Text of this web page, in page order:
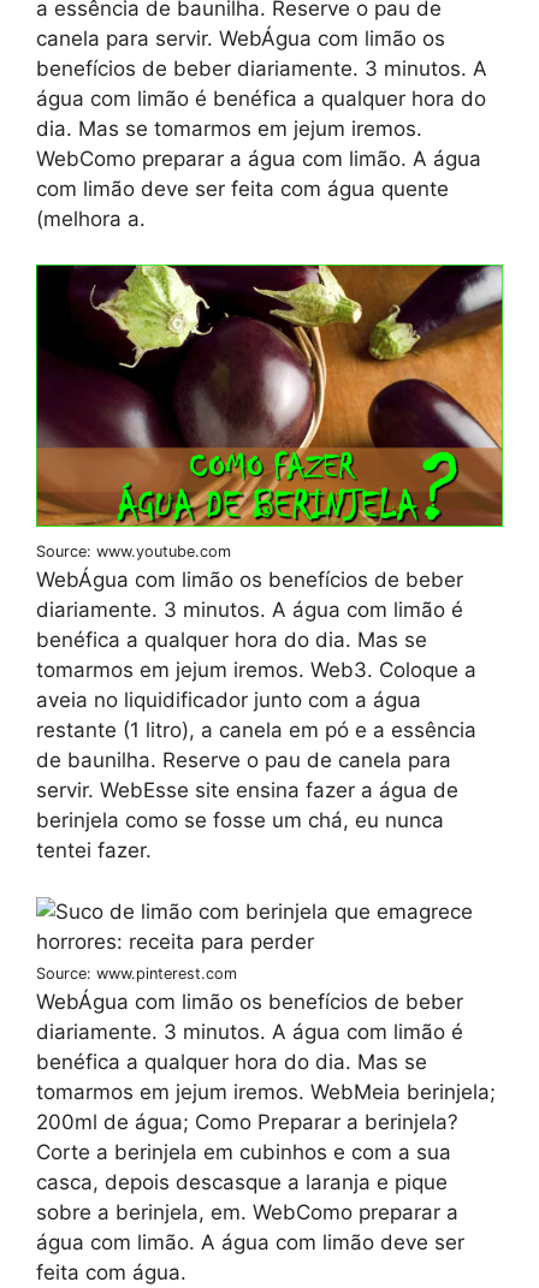
a essência de baunilha. Reserve o pau de
canela para servir. WebÁgua com limão os
benefícios de beber diariamente. 3 minutos. A
água com limão é benéfica a qualquer hora do
dia. Mas se tomarmos em jejum iremos.
WebComo preparar a água com limão. A água
com limão deve ser feita com água quente
(melhora a.
Source: www.youtube.com
WebÁgua com limão os benefícios de beber
diariamente. 3 minutos. A água com limão é
benéfica a qualquer hora do dia. Mas se
tomarmos em jejum iremos. Web3. Coloque a
aveia no liquidificador junto com a água
restante (1 litro), a canela em pó e a essência
de baunilha. Reserve o pau de canela para
servir. WebEsse site ensina fazer a água de
berinjela como se fosse um chá, eu nunca
tentei fazer.
Source: www.pinterest.com
WebÁgua com limão os benefícios de beber
diariamente. 3 minutos. A água com limão é
benéfica a qualquer hora do dia. Mas se
tomarmos em jejum iremos. WebMeia berinjela;
200ml de água; Como Preparar a berinjela?
Corte a berinjela em cubinhos e com a sua
casca, depois descasque a laranja e pique
sobre a berinjela, em. WebComo preparar a
água com limão. A água com limão deve ser
feita com água.